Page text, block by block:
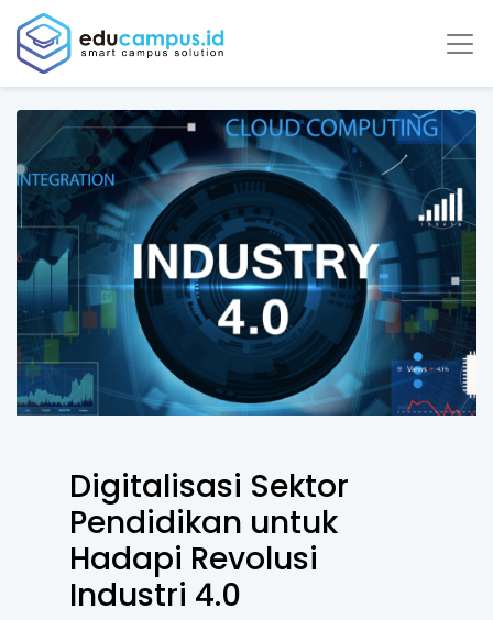
Digitalisasi Sektor
Pendidikan untuk
Hadapi Revolusi
Industri 4.0